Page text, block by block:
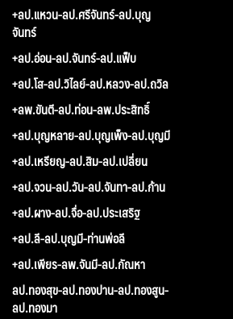
+ลป.แหวน-ลป.ศรีจันทร์-ลป.บุญ
จันทร์
+ลป.อ่อน-ลป.จันทร์-ลป.แฟ็บ
+ลป.โส-ลป.วิไลย์-ลป.หลวง-ลป.ถวิล
+ลพ.ขันตี-ลป.ท่อน-ลพ.ประสิทธิ์
+ลป.บุญหลาย-ลป.บุญเพ็ง-ลป.บุญมี
+ลป.เหรียญ-ลป.สิม-ลป.เปลี่ยน
+ลป.จวน-ลป.วัน-ลป.จันทา-ลป.ก้าน
+ลป.ผาง-ลป.จื่อ-ลป.ประเสริฐ
+ลป.ลี-ลป.บุญมี-ท่านพ่อลี
+ลป.เพียร-ลพ.จันมี-ลป.กัณหา
ลป.ทองสุข-ลป.ทองปาน-ลป.ทองสูน-
ลป.ทองมา